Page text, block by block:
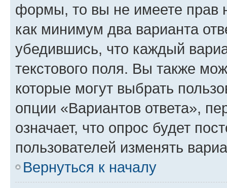
формы, то вы не имеете прав
как минимум два варианта
убедившись, что каждый
текстового поля. Вы также
которые могут выбрать
опции «Вариантов ответа»,
означает, что опрос будет
пользователей изменять
Вернуться к началу